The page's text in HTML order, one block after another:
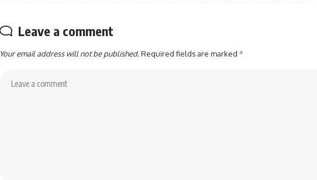
Leave a comment
Your email address will not be published.Required fields are marked *